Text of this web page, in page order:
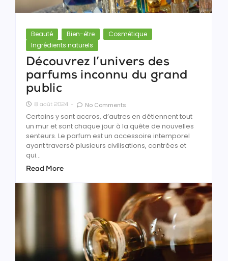
Beauté Bien-être
Cosmétique
Ingrédients naturels
Découvrez l’univers des
parfums inconnu du grand
public
8 août 2024 - No Comments
Certains y sont accros, d’autres en détiennent tout
un mur et sont chaque jour à la quête de nouvelles
senteurs. Le parfum est un accessoire intemporel
ayant traversé plusieurs civilisations, contrées et
qui...
Read More